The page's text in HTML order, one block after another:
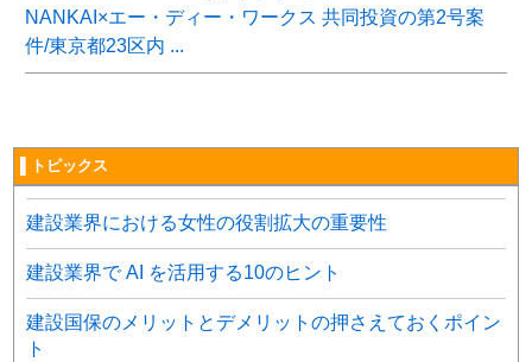
NANKAI×エー・ディー・ワークス 共同投資の第2号案
件/東京都23区内 ...
▌トピックス
建設業界における女性の役割拡大の重要性
建設業界で AI を活用する10のヒント
建設国保のメリットとデメリットの押さえておくポイン
ト